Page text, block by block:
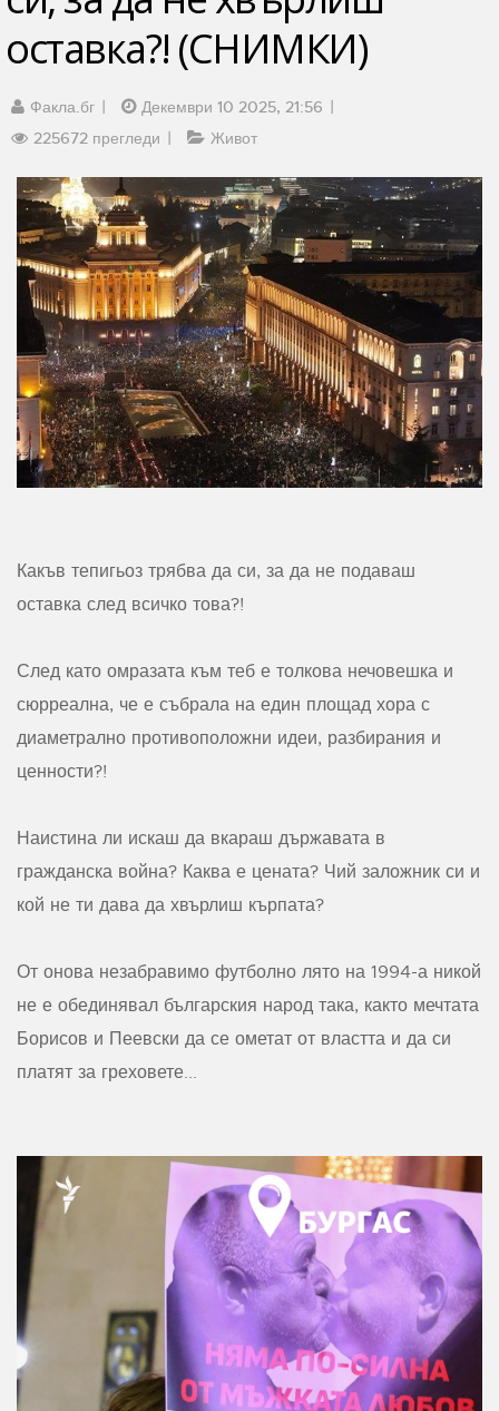
оставка?! (СНИМКИ)
Факла.бг
Декември 10 2025, 21:56
225672 прегледи
Живот
Какъв тепигьоз трябва да си, за да не подаваш
оставка след всичко това?!
След като омразата към теб е толкова нечовешка и
сюрреална, че е събрала на един площад хора с
диаметрално противоположни идеи, разбирания и
ценности?!
Наистина ли искаш да вкараш държавата в
гражданска война? Каква е цената? Чий заложник си и
кой не ти дава да хвърлиш кърпата?
От онова незабравимо футболно лято на 1994-а никой
не е обединявал българския народ така, както мечтата
Борисов и Пеевски да се ометат от властта и да си
платят за греховете...